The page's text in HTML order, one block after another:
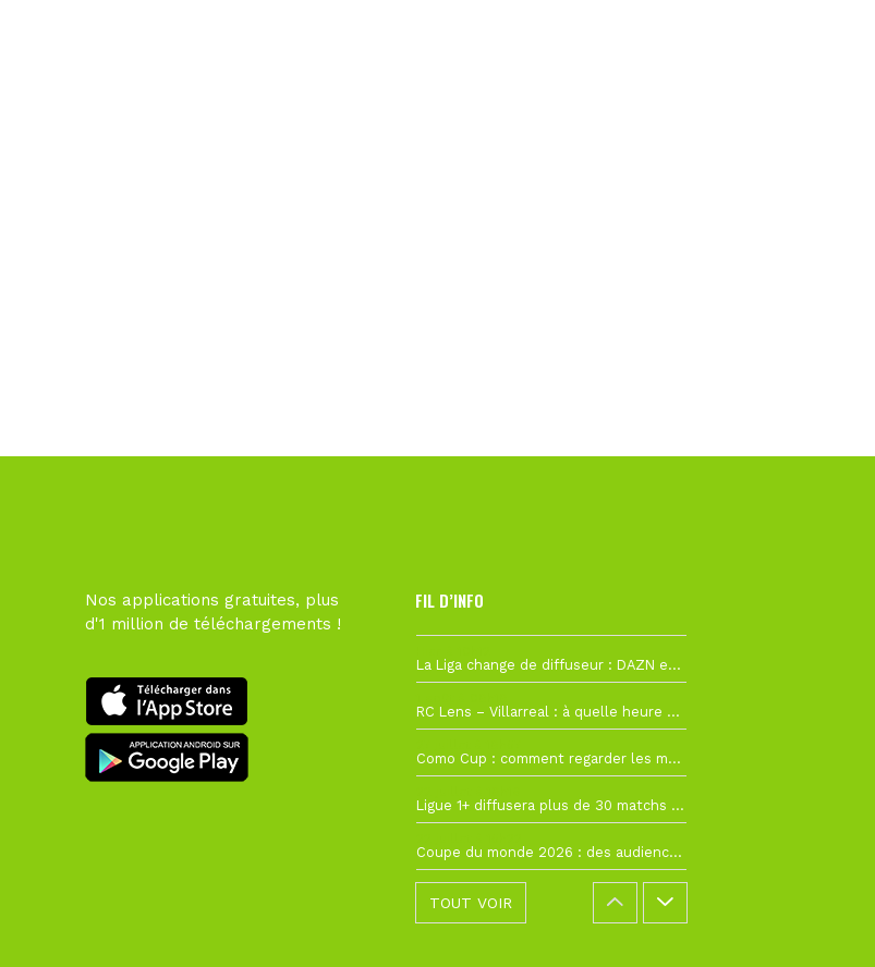
Nos applications gratuites, plus
d'1 million de téléchargements !
FIL D’INFO
La Liga change de diffuseur : DAZN et Disney+ remplacent beIN Sports !
RC Lens – Villarreal : à quelle heure et sur quelle chaîne voir la finale de la Como Cup ?
Como Cup : comment regarder les matchs du RC Lens en direct ?
Ligue 1+ diffusera plus de 30 matchs amicaux avant la reprise de la Ligue 1
Coupe du monde 2026 : des audiences record, mais M6 devrait perdre très gros !
TOUT VOIR